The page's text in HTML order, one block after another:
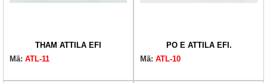
THẢM ATTILA EFI
Mã: ATL-11
PÔ E ATTILA EFI.
Mã: ATL-10